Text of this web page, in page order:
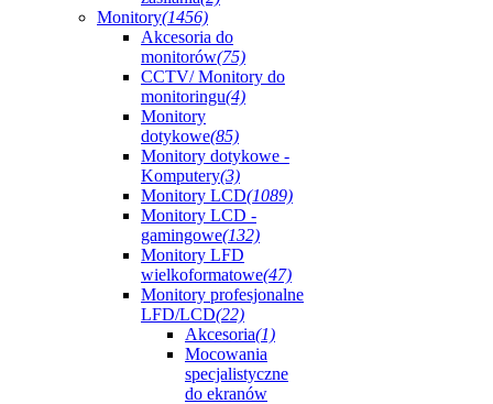
Monitory(1456)
Akcesoria do
monitorów(75)
CCTV/ Monitory do
monitoringu(4)
Monitory
dotykowe(85)
Monitory dotykowe -
Komputery(3)
Monitory LCD(1089)
Monitory LCD -
gamingowe(132)
Monitory LFD
wielkoformatowe(47)
Monitory profesjonalne
LFD/LCD(22)
Akcesoria(1)
Mocowania
specjalistyczne
do ekranów